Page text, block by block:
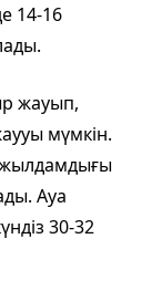
14-16
жауып,
мүмкін.
жылдамдығы
Ауа
30-32